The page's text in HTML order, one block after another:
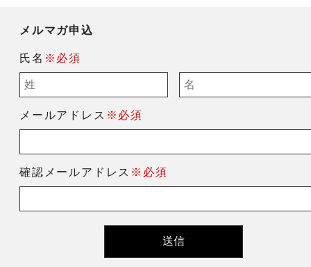
メルマガ申込
氏名 ※必須
メールアドレス ※必須
確認メールアドレス ※必須